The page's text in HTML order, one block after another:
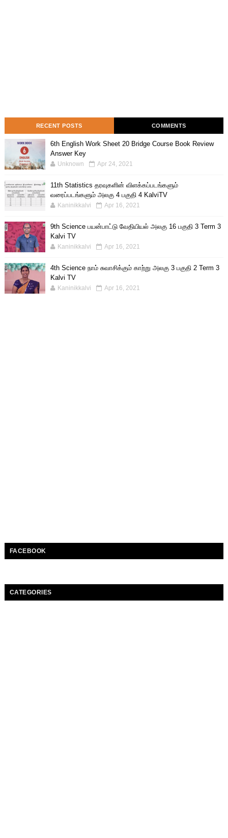
RECENT POSTS COMMENTS
6th English Work Sheet 20 Bridge Course Book Review
Answer Key
Unknown Apr 24, 2021
11th Statistics தரவுகளின் விளக்கப்படங்களும்
வரைப்படங்களும் அலகு 4 பகுதி 4 KalviTV
Kaninikkalvi Apr 16, 2021
9th Science பயன்பாட்டு வேதியியல் அலகு 16 பகுதி 3 Term 3
Kalvi TV
Kaninikkalvi Apr 16, 2021
4th Science நாம் சுவாசிக்கும் காற்று அலகு 3 பகுதி 2 Term 3
Kalvi TV
Kaninikkalvi Apr 16, 2021
FACEBOOK
CATEGORIES